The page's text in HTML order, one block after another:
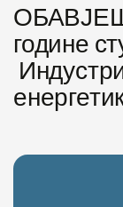
године